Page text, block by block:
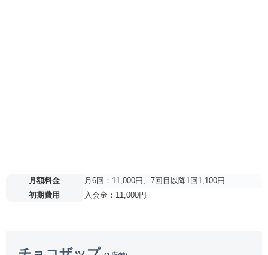
月額料金
月6回：11,000円、7回目以降1回1,100円
初期費用
入会金：11,000円